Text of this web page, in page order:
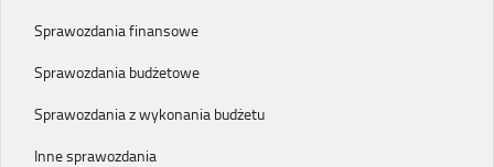
Sprawozdania finansowe
Sprawozdania budżetowe
Sprawozdania z wykonania budżetu
Inne sprawozdania